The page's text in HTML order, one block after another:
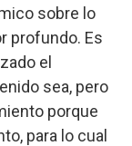
sobre lo
profundo. Es
el
sea, pero
porque
para lo cual